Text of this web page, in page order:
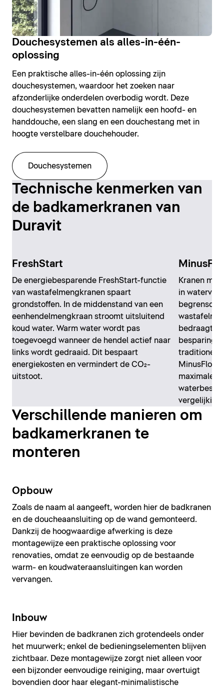
Douchesystemen als alles-in-één-
oplossing
Een praktische alles-in-één oplossing zijn
douchesystemen, waardoor het zoeken naar
afzonderlijke onderdelen overbodig wordt. Deze
douchesystemen bevatten namelijk een hoofd- en
handdouche, een slang en een douchestang met in
hoogte verstelbare douchehouder.
Douchesystemen
Technische kenmerken van
de badkamerkranen van
Duravit
FreshStart
De energiebesparende FreshStart-functie
van wastafelmengkranen spaart
grondstoffen. In de middenstand van een
eenhendelmengkraan stroomt uitsluitend
koud water. Warm water wordt pas
toegevoegd wanneer de hendel actief naar
links wordt gedraaid. Dit bespaart
energiekosten en vermindert de CO₂-
uitstoot.
Kranen
in
begrensd,
bedraagt.
besparing
traditionele
maximale
vergelijking
Verschillende manieren om
badkamerkranen te
monteren
Opbouw
Zoals de naam al aangeeft, worden hier de badkranen
en de doucheaansluiting op de wand gemonteerd.
Dankzij de hoogwaardige afwerking is deze
montagewijze een praktische oplossing voor
renovaties, omdat ze eenvoudig op de bestaande
warm- en koudwateraansluitingen kan worden
vervangen.
Inbouw
Hier bevinden de badkranen zich grotendeels onder
het muurwerk; enkel de bedieningselementen blijven
zichtbaar. Deze montagewijze zorgt niet alleen voor
een bijzonder eenvoudige reiniging, maar overtuigt
bovendien door haar elegant-minimalistische